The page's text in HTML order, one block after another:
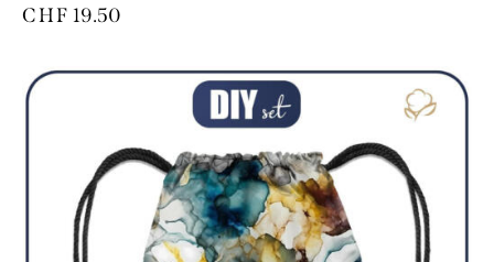
CHF 19.50